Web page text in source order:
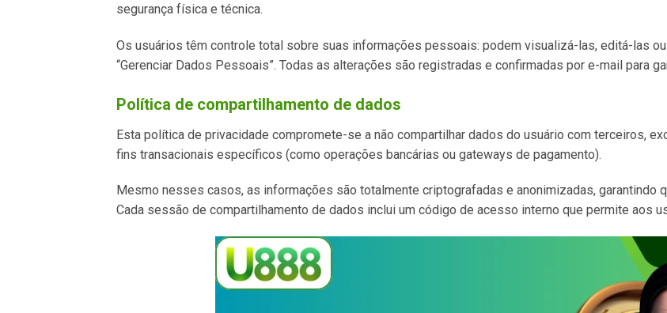
segurança física e técnica.
Os usuários têm controle total sobre suas informações pessoais: podem visualizá-las, editá-las
“Gerenciar Dados Pessoais”. Todas as alterações são registradas e confirmadas por e-mail para
Política de compartilhamento de dados
Esta política de privacidade compromete-se a não compartilhar dados do usuário com terceiros,
fins transacionais específicos (como operações bancárias ou gateways de pagamento).
Mesmo nesses casos, as informações são totalmente criptografadas e anonimizadas, garantindo
Cada sessão de compartilhamento de dados inclui um código de acesso interno que permite aos